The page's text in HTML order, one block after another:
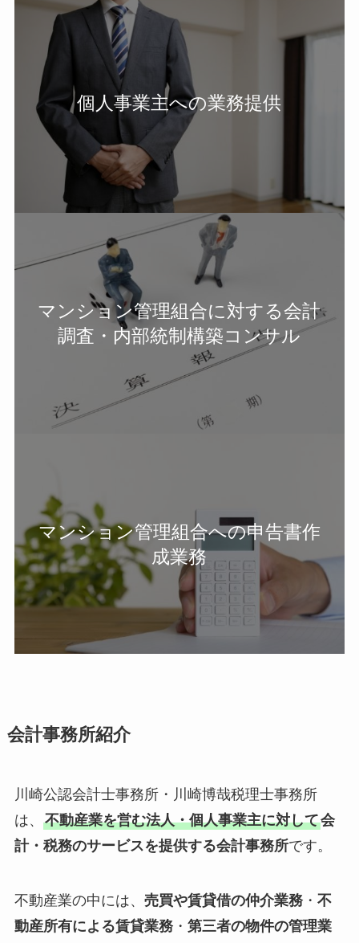
個人事業主への業務提供
マンション管理組合に対する会計
調査・内部統制構築コンサル
マンション管理組合への申告書作
成業務
会計事務所紹介
川崎公認会計士事務所・川崎博哉税理士事務所
は、 不動産業を営む法人・個人事業主に対して会
計・税務のサービスを提供する会計事務所です。
不動産業の中には、 売買や賃貸借の仲介業務・ 不
動産所有による賃貸業務・ 第三者の物件の管理業